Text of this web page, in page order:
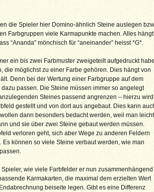
die Spieler hier Domino-ähnlich Steine auslegen
Farbgruppen viele Karmapunkte machen. Alles hängt
“Ananda” mönchisch für “aneinander” heisst *G*.
ein bis zwei Farbmuster zweigeteilt aufgedruckt
die möglichst zu einer Farbe gehören. Dies hängt von
Denn bei der Wertung einer Farbgruppe auf dem
passen. Die Steine müssen immer so angelegt
Steines passend angrenzen – hierzu wird
gestellt und von dort aus angebaut. Dies kann
dann besonders bedacht werden, weil man leicht
und sie über zwei Steine gebaut werden müssen.
verloren geht, sich aber Wege zu anderen Feldern
können so viele Steine verbaut werden, wie man
wie viele Farbfelder er nun zusammenhängend
Karmakarten, die maximal dem erzielten Wert
beiseite legen. Gibt es eine Differenz